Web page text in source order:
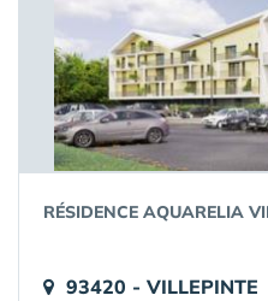
RÉSIDENCE AQUARELIA
93420 - VILLEPINTE